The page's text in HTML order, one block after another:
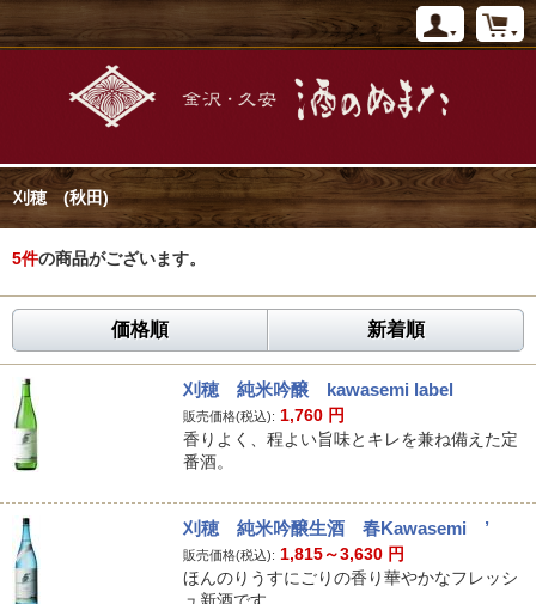
刈穂 (秋田)
5件の商品がございます。
価格順 新着順
刈穂 純米吟醸 kawasemi label
販売価格(税込): 1,760 円
香りよく、程よい旨味とキレを兼ね備えた定
番酒。
刈穂 純米吟醸生酒 春Kawasemi ’
販売価格(税込): 1,815～3,630 円
ほんのりうすにごりの香り華やかなフレッシ